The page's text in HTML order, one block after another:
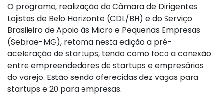
O programa, realização da Câmara de Dirigentes
Lojistas de Belo Horizonte (CDL/BH) e do Serviço
Brasileiro de Apoio às Micro e Pequenas Empresas
(Sebrae-MG), retoma nesta edição a pré-
aceleração de startups, tendo como foco a conexão
entre empreendedores de startups e empresários
do varejo. Estão sendo oferecidas dez vagas para
startups e 20 para empresas.